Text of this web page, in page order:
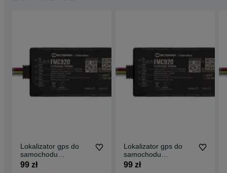
Lokalizator gps do
samochodu
monitoring auta
99 zł
Lokalizator gps do
samochodu
monitoring auta
99 zł